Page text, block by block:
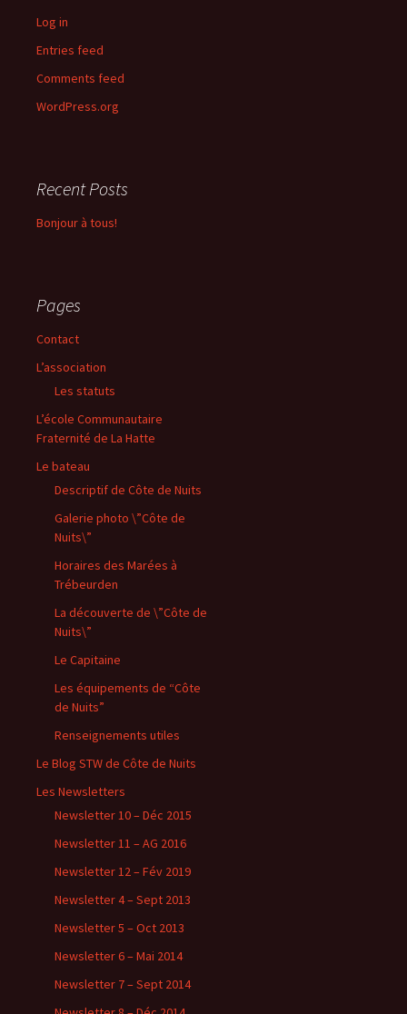
Log in
Entries feed
Comments feed
WordPress.org
Recent Posts
Bonjour à tous!
Pages
Contact
L’association
Les statuts
L’école Communautaire
Fraternité de La Hatte
Le bateau
Descriptif de Côte de Nuits
Galerie photo \”Côte de
Nuits\”
Horaires des Marées à
Trébeurden
La découverte de \”Côte de
Nuits\”
Le Capitaine
Les équipements de “Côte
de Nuits”
Renseignements utiles
Le Blog STW de Côte de Nuits
Les Newsletters
Newsletter 10 – Déc 2015
Newsletter 11 – AG 2016
Newsletter 12 – Fév 2019
Newsletter 4 – Sept 2013
Newsletter 5 – Oct 2013
Newsletter 6 – Mai 2014
Newsletter 7 – Sept 2014